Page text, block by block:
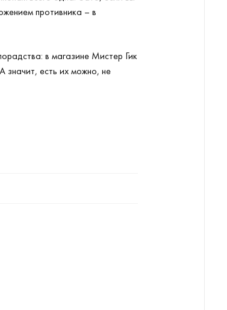
противника – в
в магазине Мистер Гик
значит, есть их можно, не